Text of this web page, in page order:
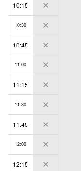
10:15
10:30
10:45
11:00
11:15
11:30
11:45
12:00
12:15